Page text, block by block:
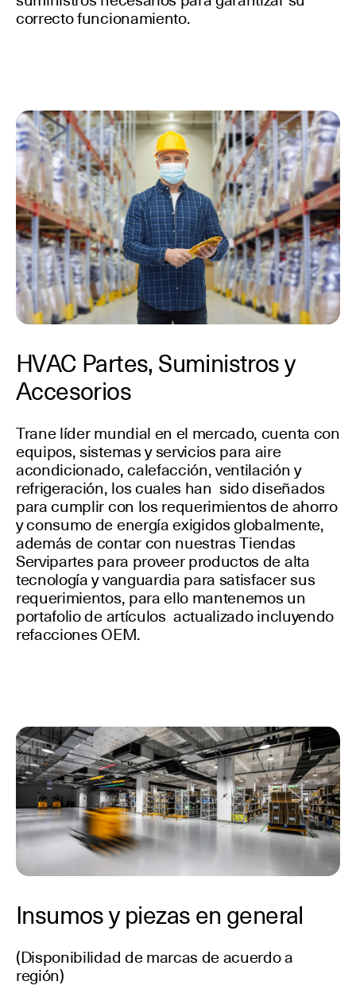
correcto funcionamiento.
HVAC Partes, Suministros y
Accesorios
Trane líder mundial en el mercado, cuenta con
equipos, sistemas y servicios para aire
acondicionado, calefacción, ventilación y
refrigeración, los cuales han sido diseñados
para cumplir con los requerimientos de ahorro
y consumo de energía exigidos globalmente,
además de contar con nuestras Tiendas
Servipartes para proveer productos de alta
tecnología y vanguardia para satisfacer sus
requerimientos, para ello mantenemos un
portafolio de artículos actualizado incluyendo
refacciones OEM.
Insumos y piezas en general
(Disponibilidad de marcas de acuerdo a
región)